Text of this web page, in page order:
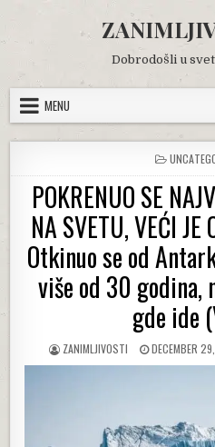
content
Dobrodošli u
MENU
POSTED
IN
POKRENUO SE
NA SVETU, VEĆI JE
Otkinuo se od
više od 30 godina,
gde ide
AUTHOR:
ZANIMLJIVOSTI
PUBLISHED
DATE:
DECEMBER